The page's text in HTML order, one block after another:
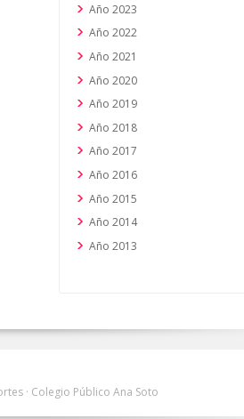
Año 2023
Año 2022
Año 2021
Año 2020
Año 2019
Año 2018
Año 2017
Año 2016
Año 2015
Año 2014
Año 2013
· Colegio Público Ana Soto